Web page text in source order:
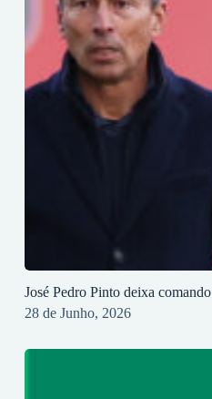
José Pedro Pinto deixa
28 de Junho, 2026